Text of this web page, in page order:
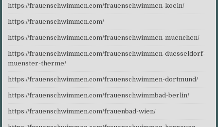
https://frauenschwimmen.com/frauenschwimmen-koeln/
https://frauenschwimmen.com/
https://frauenschwimmen.com/frauenschwimmen-muenchen/
https://frauenschwimmen.com/frauenschwimmen-duesseldorf-
muenster-therme/
https://frauenschwimmen.com/frauenschwimmen-dortmund/
https://frauenschwimmen.com/frauenschwimmbad-berlin/
https://frauenschwimmen.com/frauenbad-wien/